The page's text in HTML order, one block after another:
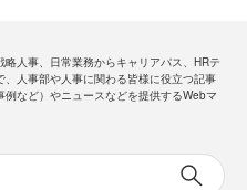
略人事、日常業務からキャリアパス、HRテ
、人事部や人事に関わる皆様に役立つ記事
例など）やニュースなどを提供するWebマ